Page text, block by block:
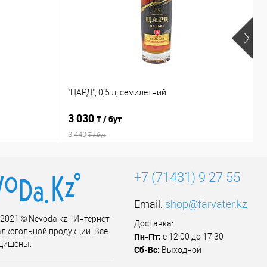
"ЦАРД", 0,5 л, семилетний
3 030 ₸ / бут
3 440₸ / бут
© Nevoda.kz - Интернет-
продукции. Все
+7 (71431) 9 27 55
Email: shop@farvater.kz
Доставка:
Пн-Пт: с 12:00 до 17:30
Сб-Вс: Выходной